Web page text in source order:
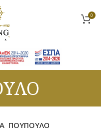
0
ΠΟΥΠΟΥΛΟ